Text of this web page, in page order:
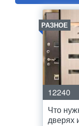
РАЗНОЕ
12240
Что
дверях